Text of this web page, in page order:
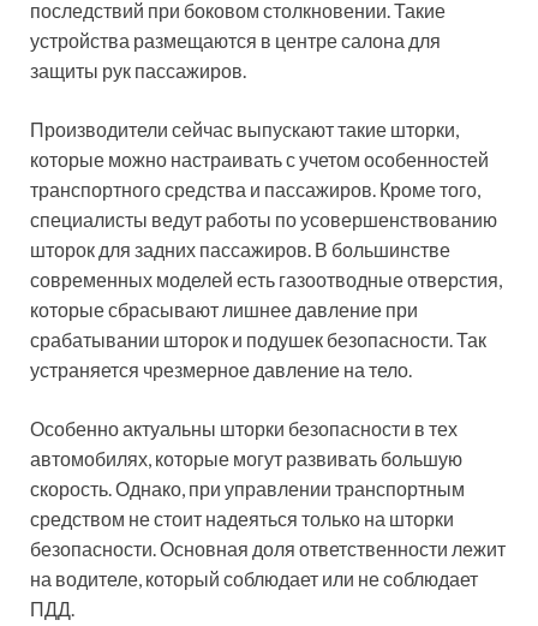
последствий при боковом столкновении. Такие
устройства размещаются в центре салона для
защиты рук пассажиров.
Производители сейчас выпускают такие шторки,
которые можно настраивать с учетом особенностей
транспортного средства и пассажиров. Кроме того,
специалисты ведут работы по усовершенствованию
шторок для задних пассажиров. В большинстве
современных моделей есть газоотводные отверстия,
которые сбрасывают лишнее давление при
срабатывании шторок и подушек безопасности. Так
устраняется чрезмерное давление на тело.
Особенно актуальны шторки безопасности в тех
автомобилях, которые могут развивать большую
скорость. Однако, при управлении транспортным
средством не стоит надеяться только на шторки
безопасности. Основная доля ответственности лежит
на водителе, который соблюдает или не соблюдает
ПДД.